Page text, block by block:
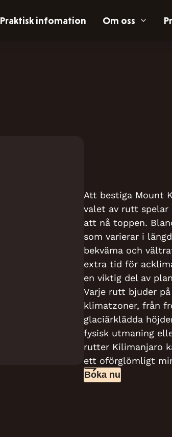
Praktisk infomation Om oss
Att bestiga Mount
valet av rutt spelar
att nå toppen.
som varierar i
bekväma och
extra tid för
en viktig del av
Varje rutt bjuder
klimatzoner, från
glaciärklädda
fysisk utmaning
rutter Kilimanjaro
ett oförglömligt
Boka nu